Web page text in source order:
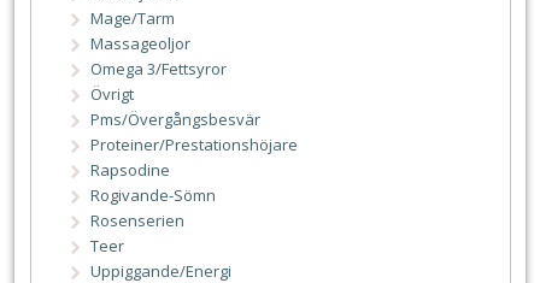
Mage/Tarm
Massageoljor
Omega 3/Fettsyror
Övrigt
Pms/Övergångsbesvär
Proteiner/Prestationshöjare
Rapsodine
Rogivande-Sömn
Rosenserien
Teer
Uppiggande/Energi